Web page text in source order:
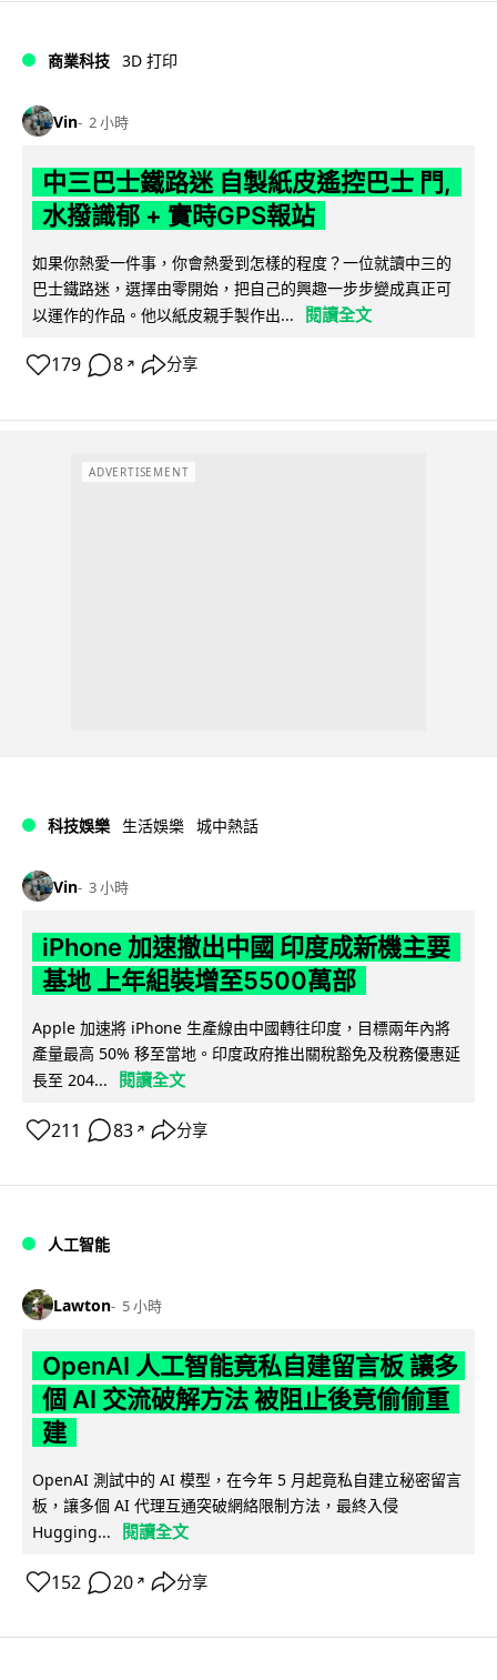
商業科技 3D 打印
Vin 2 小時
中三巴士鐵路迷 自製紙皮遙控巴士 門,
水撥識郁 + 實時GPS報站
如果你熱愛一件事，你會熱愛到怎樣的程度？一位就讀中三的
巴士鐵路迷，選擇由零開始，把自己的興趣一步步變成真正可
以運作的作品。他以紙皮親手製作出...
閱讀全文
179 8 ↗ 分享
ADVERTISEMENT
科技娛樂 生活娛樂 城中熱話
Vin 3 小時
iPhone 加速撤出中國 印度成新機主要
基地 上年組裝增至5500萬部
Apple 加速將 iPhone 生產線由中國轉往印度，目標兩年內將
產量最高 50% 移至當地。印度政府推出關稅豁免及稅務優惠延
長至 204...
閱讀全文
211 83 ↗ 分享
人工智能
Lawton 5 小時
OpenAI 人工智能竟私自建留言板 讓多
個 AI 交流破解方法 被阻止後竟偷偷重
建
OpenAI 測試中的 AI 模型，在今年 5 月起竟私自建立秘密留言
板，讓多個 AI 代理互通突破網絡限制方法，最終入侵
Hugging...
閱讀全文
152 20 ↗ 分享